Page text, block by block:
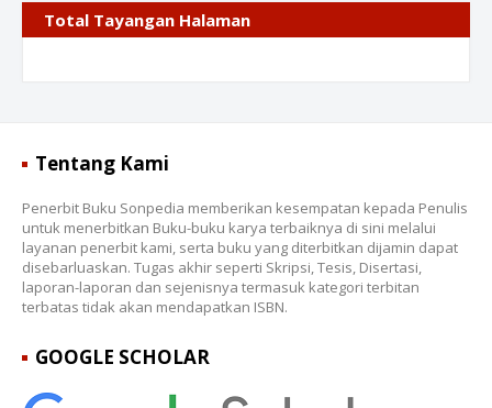
Total Tayangan Halaman
Tentang Kami
Penerbit Buku Sonpedia memberikan kesempatan kepada Penulis
untuk menerbitkan Buku-buku karya terbaiknya di sini melalui
layanan penerbit kami, serta buku yang diterbitkan dijamin dapat
disebarluaskan. Tugas akhir seperti Skripsi, Tesis, Disertasi,
laporan-laporan dan sejenisnya termasuk kategori terbitan
terbatas tidak akan mendapatkan ISBN.
GOOGLE SCHOLAR